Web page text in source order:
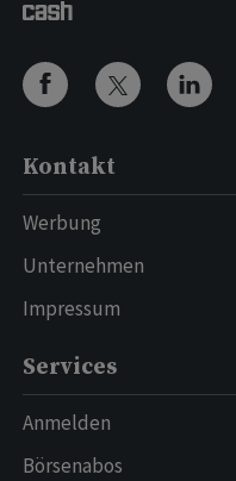
Kontakt
Werbung
Unternehmen
Impressum
Services
Anmelden
Börsenabos